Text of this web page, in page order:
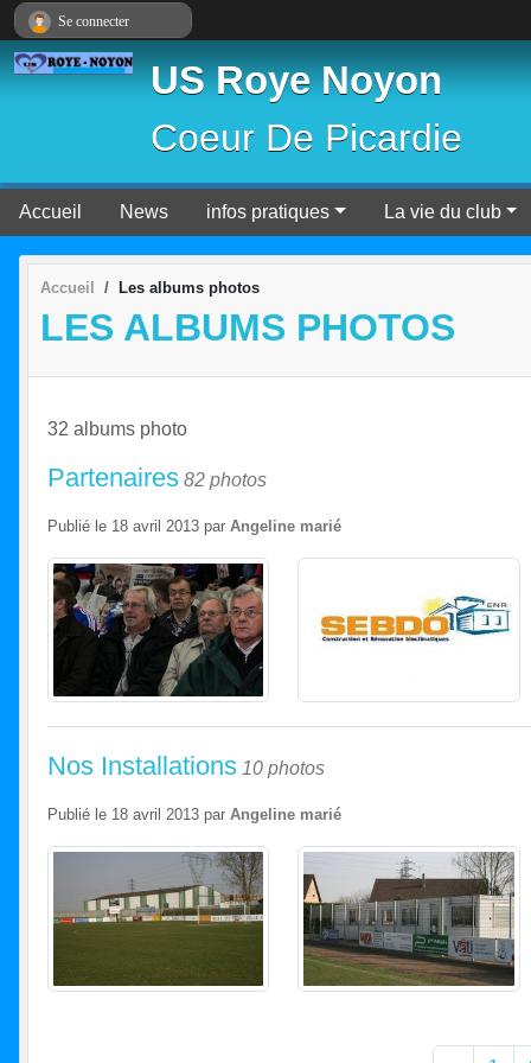
US Roye Noyon
Coeur De Picardie
Accueil News infos pratiques La vie du club
Accueil Les albums photos
LES ALBUMS PHOTOS
32 albums photo
Partenaires 82 photos
Publié le 18 avril 2013 par Angeline marié
Nos Installations 10 photos
Publié le 18 avril 2013 par Angeline marié
Se connecter
Panneau de gestion des cookies